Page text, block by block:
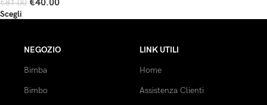
€81.00 €40.00
Scegli
NEGOZIO
Bimba
Bimbo
LINK UTILI
Home
Assistenza Clienti